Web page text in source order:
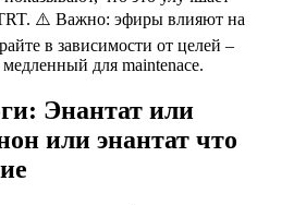
⚠️ Важно: эфиры влияют на
в зависимости от целей –
для maintenace.
Энантат или
или энантат что